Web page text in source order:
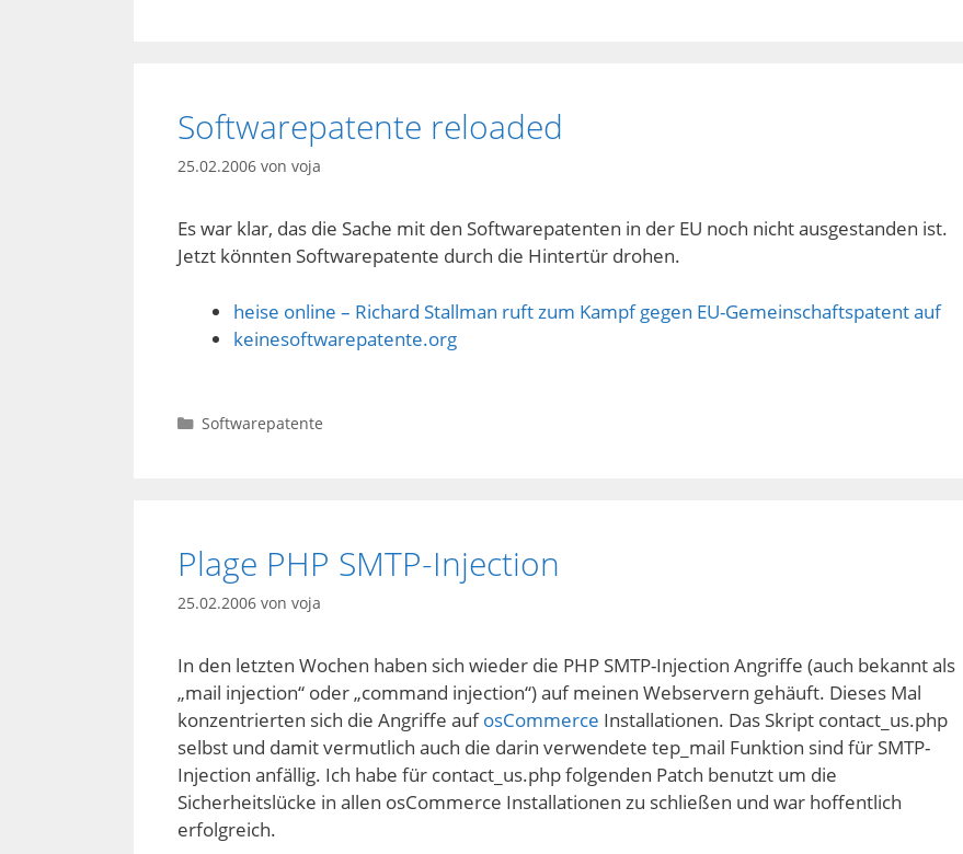
Softwarepatente reloaded
25.02.2006 von voja
Es war klar, das die Sache mit den Softwarepatenten in der EU noch nicht ausgestanden ist.
Jetzt könnten Softwarepatente durch die Hintertür drohen.
heise online – Richard Stallman ruft zum Kampf gegen EU-Gemeinschaftspatent auf
keinesoftwarepatente.org
Kategorien
Softwarepatente
Plage PHP SMTP-Injection
25.02.2006 von voja
In den letzten Wochen haben sich wieder die PHP SMTP-Injection Angriffe (auch bekannt als
„mail injection“ oder „command injection“) auf meinen Webservern gehäuft. Dieses Mal
konzentrierten sich die Angriffe aufosCommerce Installationen. Das Skript contact_us.php
selbst und damit vermutlich auch die darin verwendete tep_mail Funktion sind für SMTP-
Injection anfällig. Ich habe für contact_us.php folgenden Patch benutzt um die
Sicherheitslücke in allen osCommerce Installationen zu schließen und war hoffentlich
erfolgreich.